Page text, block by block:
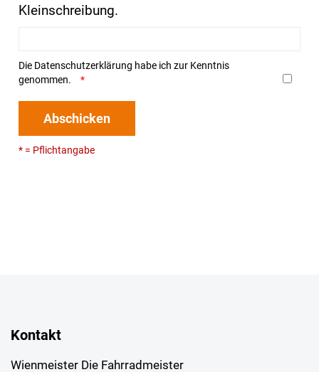
Kleinschreibung.
Die Datenschutzerklärung habe ich zur Kenntnis
genommen.
Abschicken
* = Pflichtangabe
Kontakt
Wienmeister Die Fahrradmeister